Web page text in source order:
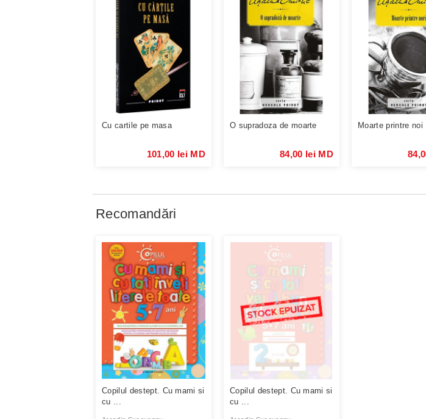
Cu cartile pe masa
101,00 lei MD
O supradoza de moarte
84,00 lei MD
Moarte printre noi
Recomandări
Copilul destept. Cu mami si
cu ...
Copilul destept. Cu mami si
cu ...